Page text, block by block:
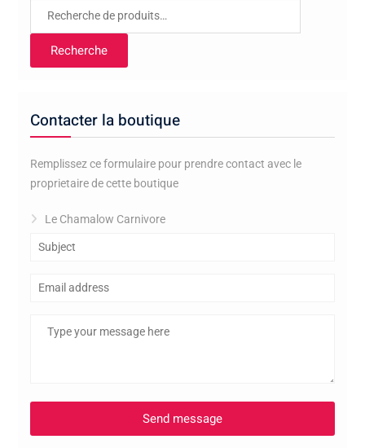
Recherche
Recherche
Contacter la boutique
Remplissez ce formulaire pour prendre contact avec le
proprietaire de cette boutique
Le Chamalow Carnivore